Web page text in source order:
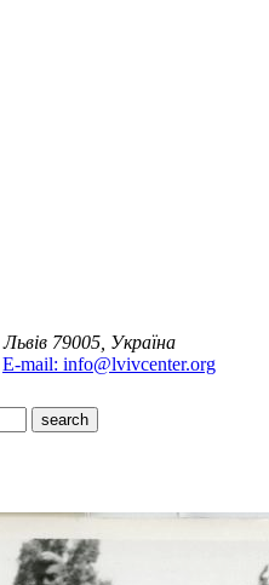
Львів 79005, Україна
E-mail: info@lvivcenter.org
search